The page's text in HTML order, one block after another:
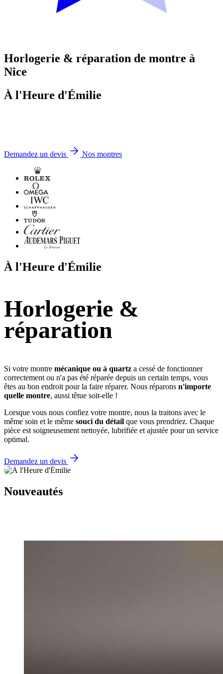
Horlogerie & réparation de montre à
Nice
À l'Heure d'Émilie
Demandez un devis Nos montres
À l'Heure d'Émilie
Horlogerie &
réparation
Si votre montre mécanique ou à quartz a cessé de fonctionner
correctement ou n'a pas été réparée depuis un certain temps, vous
êtes au bon endroit pour la faire réparer. Nous réparons n'importe
quelle montre, aussi têtue soit-elle !
Lorsque vous nous confiez votre montre, nous la traitons avec le
même soin et le même souci du détail que vous prendriez. Chaque
pièce est soigneusement nettoyée, lubrifiée et ajustée pour un service
optimal.
Demandez un devis
Nouveautés